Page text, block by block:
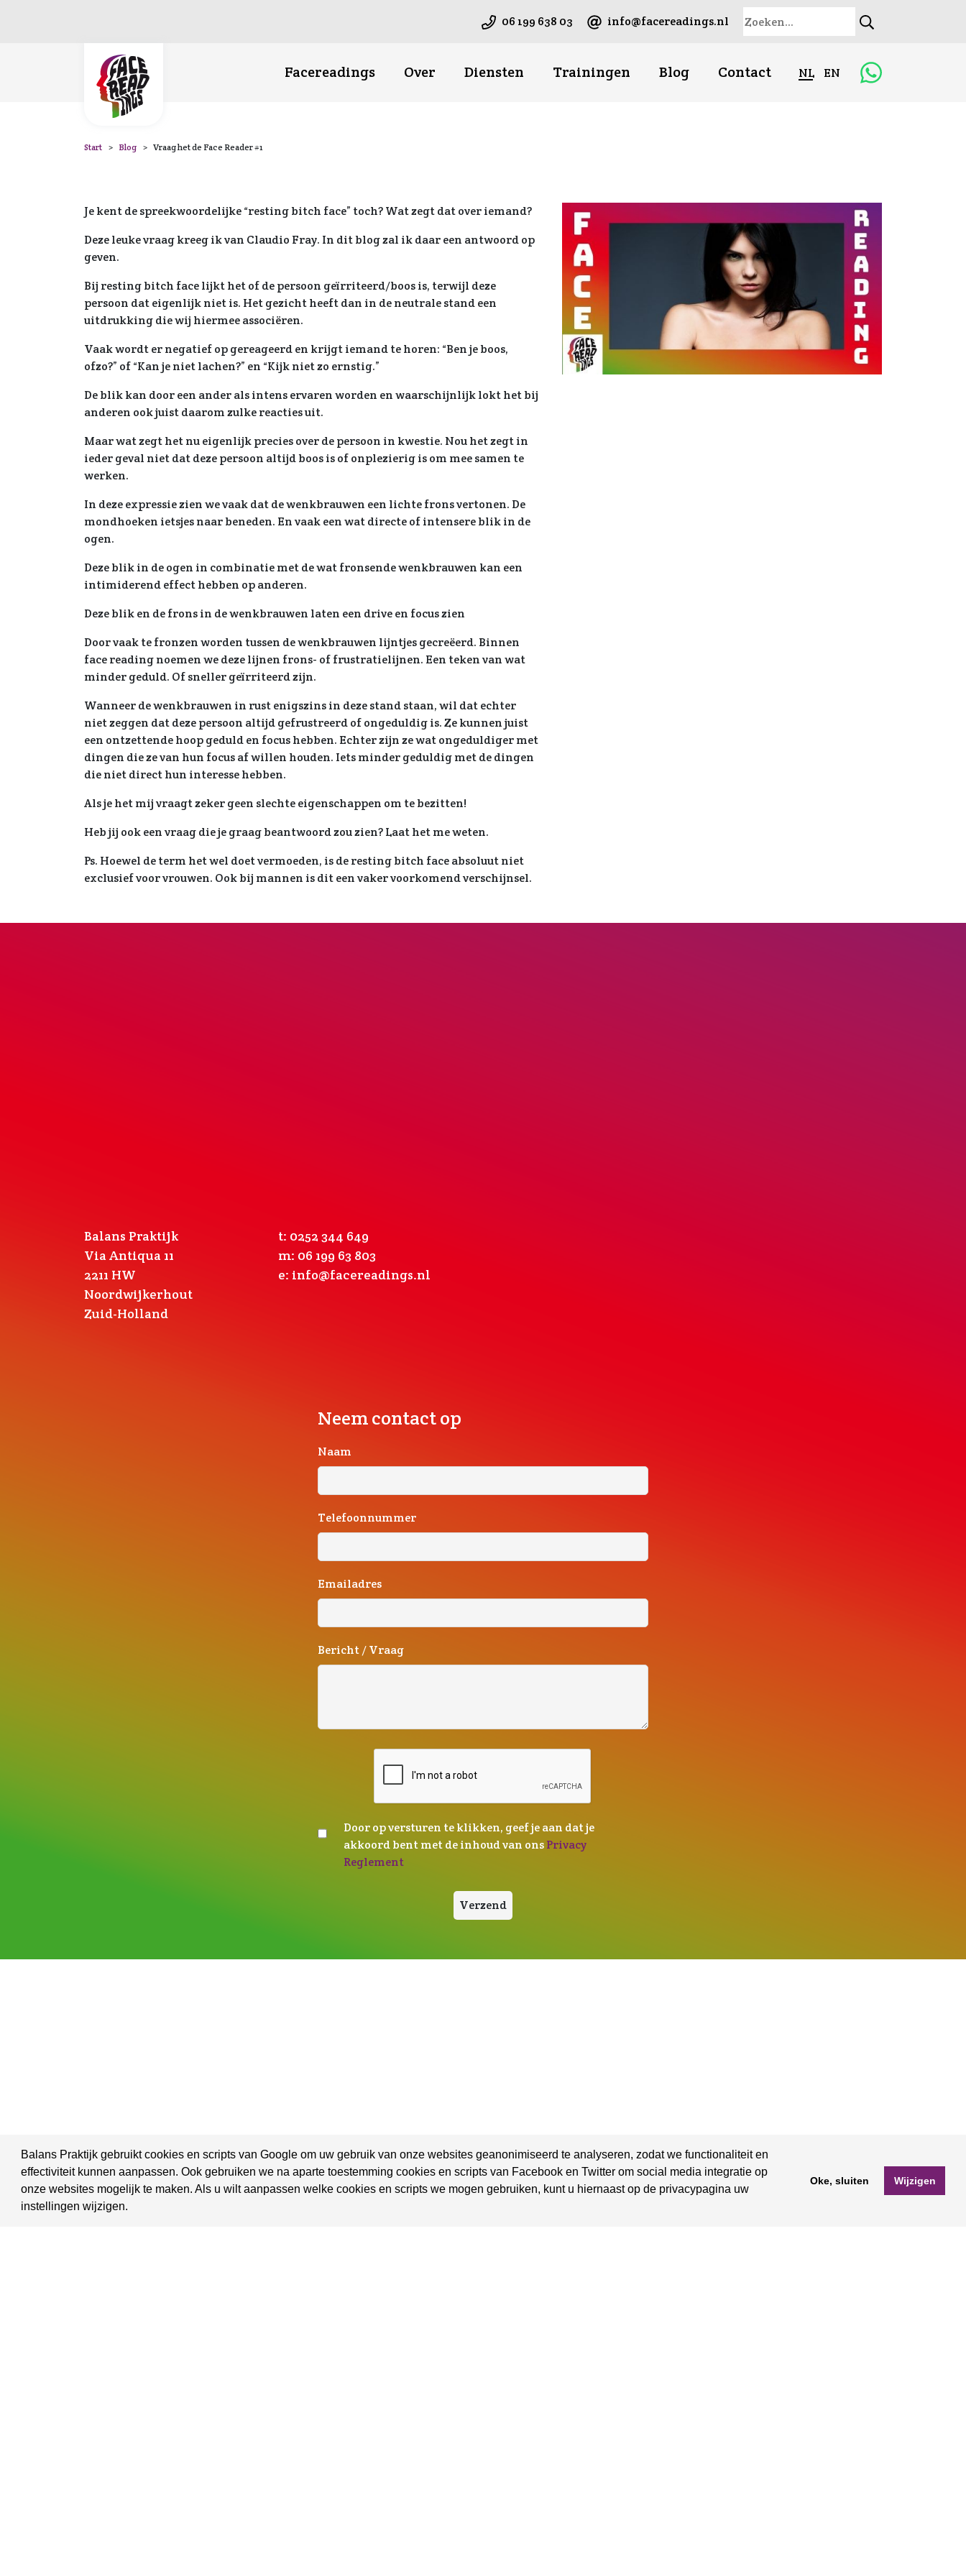
Balans Praktijk gebruikt cookies en scripts van Google om uw gebruik van onze websites geanonimiseerd te analyseren, zodat we functionaliteit en
effectiviteit kunnen aanpassen. Ook gebruiken we na aparte toestemming cookies en scripts van Facebook en Twitter om social media integratie op
onze websites mogelijk te maken. Als u wilt aanpassen welke cookies en scripts we mogen gebruiken, kunt u hiernaast op de privacypagina uw
instellingen wijzigen.
Oke, sluiten Wijzigen
06 199 638 03 info@facereadings.nl
Facereadings Over Diensten Trainingen Blog Contact NL EN
Start Blog Vraag het de Face Reader #1
Je kent de spreekwoordelijke “resting bitch face” toch? Wat zegt dat over iemand?
Deze leuke vraag kreeg ik van Claudio Fray. In dit blog zal ik daar een antwoord op
geven.
Bij resting bitch face lijkt het of de persoon geïrriteerd/boos is, terwijl deze
persoon dat eigenlijk niet is. Het gezicht heeft dan in de neutrale stand een
uitdrukking die wij hiermee associëren.
Vaak wordt er negatief op gereageerd en krijgt iemand te horen: “Ben je boos,
ofzo?” of “Kan je niet lachen?” en “Kijk niet zo ernstig.”
De blik kan door een ander als intens ervaren worden en waarschijnlijk lokt het bij
anderen ook juist daarom zulke reacties uit.
Maar wat zegt het nu eigenlijk precies over de persoon in kwestie. Nou het zegt in
ieder geval niet dat deze persoon altijd boos is of onplezierig is om mee samen te
werken.
In deze expressie zien we vaak dat de wenkbrauwen een lichte frons vertonen. De
mondhoeken ietsjes naar beneden. En vaak een wat directe of intensere blik in de
ogen.
Deze blik in de ogen in combinatie met de wat fronsende wenkbrauwen kan een
intimiderend effect hebben op anderen.
Deze blik en de frons in de wenkbrauwen laten een drive en focus zien
Door vaak te fronzen worden tussen de wenkbrauwen lijntjes gecreëerd. Binnen
face reading noemen we deze lijnen frons- of frustratielijnen. Een teken van wat
minder geduld. Of sneller geïrriteerd zijn.
Wanneer de wenkbrauwen in rust enigszins in deze stand staan, wil dat echter
niet zeggen dat deze persoon altijd gefrustreerd of ongeduldig is. Ze kunnen juist
een ontzettende hoop geduld en focus hebben. Echter zijn ze wat ongeduldiger met
dingen die ze van hun focus af willen houden. Iets minder geduldig met de dingen
die niet direct hun interesse hebben.
Als je het mij vraagt zeker geen slechte eigenschappen om te bezitten!
Heb jij ook een vraag die je graag beantwoord zou zien? Laat het me weten.
Ps. Hoewel de term het wel doet vermoeden, is de resting bitch face absoluut niet
exclusief voor vrouwen. Ook bij mannen is dit een vaker voorkomend verschijnsel.
Balans Praktijk
Via Antiqua 11
2211 HW
Noordwijkerhout
Zuid-Holland
t: 0252 344 649
m: 06 199 63 803
e: info@facereadings.nl
Neem contact op
Naam
Telefoonnummer
Emailadres
Bericht / Vraag
Door op versturen te klikken, geef je aan dat je
akkoord bent met de inhoud van onsPrivacy
Reglement